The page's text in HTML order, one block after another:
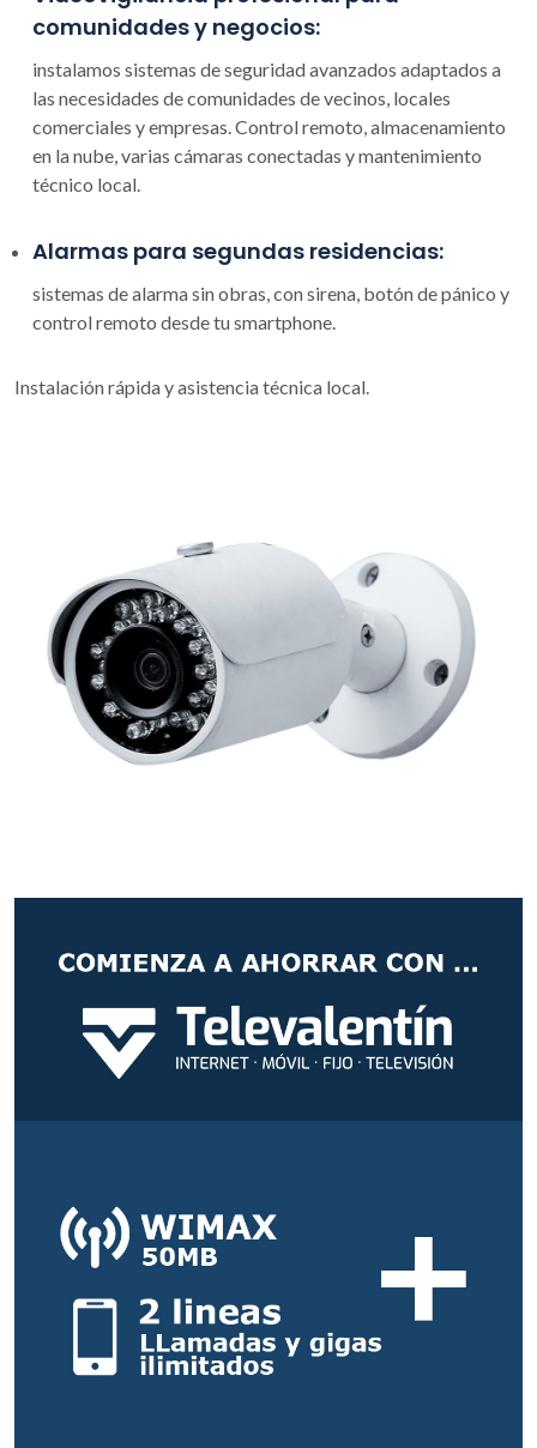
comunidades y negocios:
instalamos sistemas de seguridad avanzados adaptados a
las necesidades de comunidades de vecinos, locales
comerciales y empresas. Control remoto, almacenamiento
en la nube, varias cámaras conectadas y mantenimiento
técnico local.
Alarmas para segundas residencias:
sistemas de alarma sin obras, con sirena, botón de pánico y
control remoto desde tu smartphone.
Instalación rápida y asistencia técnica local.